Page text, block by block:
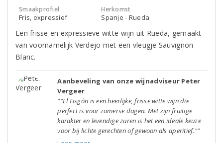
Smaakprofiel
Fris, expressief
Herkomst
Spanje - Rueda
Een frisse en expressieve witte wijn uit Rueda, gemaakt
van voornamelijk Verdejo met een vleugje Sauvignon
Blanc.
Aanbeveling van onze wijnadviseur Peter
Vergeer
""El Fisgón is een heerlijke, frisse witte wijn die
perfect is voor zomerse dagen. Met zijn fruitige
karakter en levendige zuren is het een ideale keuze
voor bij lichte gerechten of gewoon als aperitief.""